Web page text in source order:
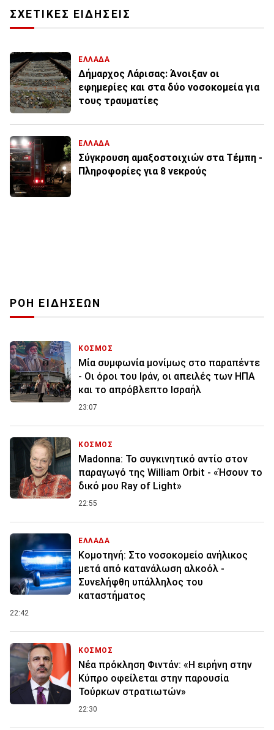
ΣΧΕΤΙΚΕΣ ΕΙΔΗΣΕΙΣ
ΕΛΛΑΔΑ
Δήμαρχος Λάρισας: Άνοιξαν οι
εφημερίες και στα δύο νοσοκομεία για
τους τραυματίες
ΕΛΛΑΔΑ
Σύγκρουση αμαξοστοιχιών στα Τέμπη -
Πληροφορίες για 8 νεκρούς
ΡΟΗ ΕΙΔΗΣΕΩΝ
ΚΟΣΜΟΣ
Μία συμφωνία μονίμως στο παραπέντε
- Οι όροι του Ιράν, οι απειλές των ΗΠΑ
και το απρόβλεπτο Ισραήλ
23:07
ΚΟΣΜΟΣ
Madonna: Το συγκινητικό αντίο στον
παραγωγό της William Orbit - «Ήσουν το
δικό μου Ray of Light»
22:55
ΕΛΛΑΔΑ
Κομοτηνή: Στο νοσοκομείο ανήλικος
μετά από κατανάλωση αλκοόλ -
Συνελήφθη υπάλληλος του
καταστήματος
22:42
ΚΟΣΜΟΣ
Νέα πρόκληση Φιντάν: «Η ειρήνη στην
Κύπρο οφείλεται στην παρουσία
Τούρκων στρατιωτών»
22:30